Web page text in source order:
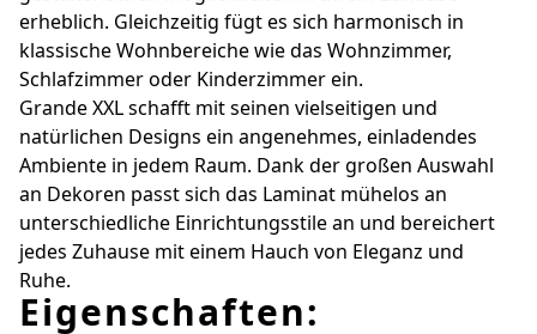
erheblich. Gleichzeitig fügt es sich harmonisch in
klassische Wohnbereiche wie das Wohnzimmer,
Schlafzimmer oder Kinderzimmer ein.
Grande XXL schafft mit seinen vielseitigen und
natürlichen Designs ein angenehmes, einladendes
Ambiente in jedem Raum. Dank der großen Auswahl
an Dekoren passt sich das Laminat mühelos an
unterschiedliche Einrichtungsstile an und bereichert
jedes Zuhause mit einem Hauch von Eleganz und
Ruhe.
Eigenschaften: